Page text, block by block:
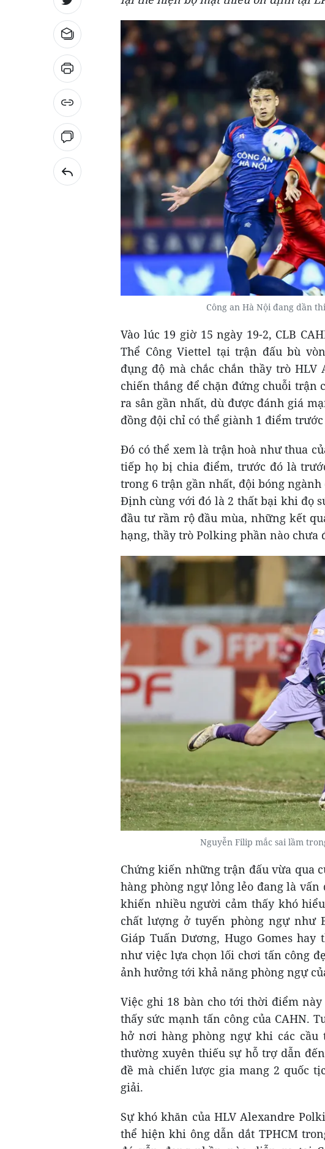
Công an Hà Nội đang dần
Vào lúc 19 giờ 15 ngày 19-2, CLB
Thể Công Viettel tại trận đấu bù
đụng độ mà chắc chắn thầy trò
chiến thắng để chặn đứng chuỗi trận
ra sân gần nhất, dù được đánh giá
đồng đội chỉ có thể giành 1 điểm trước
Đó có thể xem là trận hoà như thua
tiếp họ bị chia điểm, trước đó là
trong 6 trận gần nhất, đội bóng
Định cùng với đó là 2 thất bại khi đọ
đầu tư rầm rộ đầu mùa, những kết
hạng, thầy trò Polking phần nào chưa
Nguyễn Filip mắc sai lầm
Chứng kiến những trận đấu vừa qua
hàng phòng ngự lỏng lẻo đang là
khiến nhiều người cảm thấy khó
chất lượng ở tuyến phòng ngự như
Giáp Tuấn Dương, Hugo Gomes
như việc lựa chọn lối chơi tấn công
ảnh hưởng tới khả năng phòng ngự
Việc ghi 18 bàn cho tới thời điểm
thấy sức mạnh tấn công của CAHN.
hở nơi hàng phòng ngự khi các
thường xuyên thiếu sự hỗ trợ dẫn
đề mà chiến lược gia mang 2 quốc
giải.
Sự khó khăn của HLV Alexandre
thể hiện khi ông dẫn dắt TPHCM